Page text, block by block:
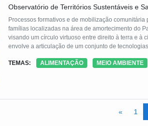
Observatório de Territórios Sustentáveis e
Processos formativos e de mobilização
famílias localizadas na área de amortecimento do
visando um círculo virtuoso entre direito à terra e à
envolve a articulação de um conjunto de
ecológico, aproveitamento de água da chuva,
Moreira - Antigo Pavilhão Agrícola - Jacarepaguá -
Antunes da Silva - gilson.silva@fiocruz.br - https://
TEMAS: ALIMENTAÇÃO MEIO AMBIENTE
« 1